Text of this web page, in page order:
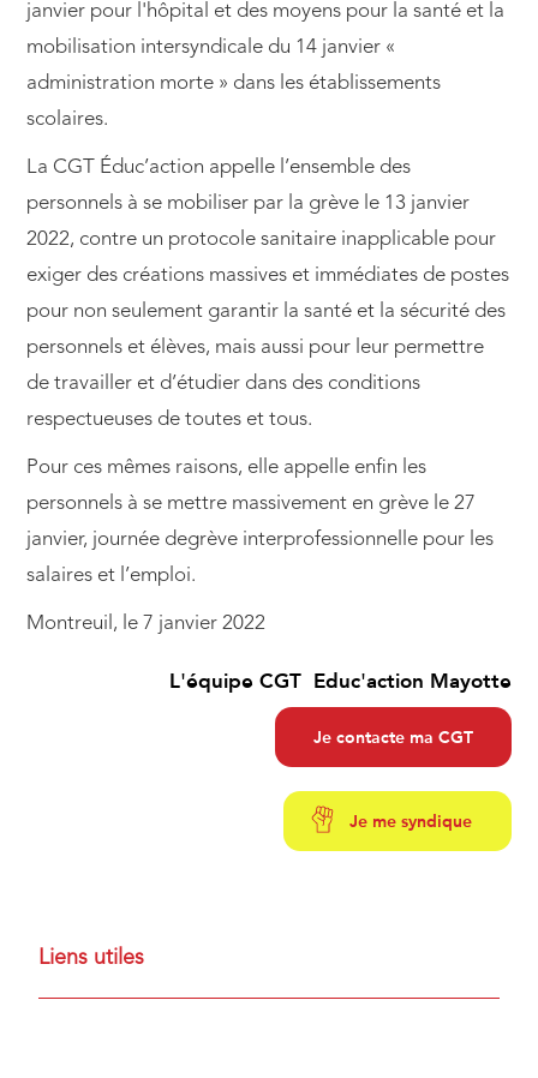
janvier pour l'hôpital et des moyens pour la santé et la
mobilisation intersyndicale du 14 janvier «
administration morte » dans les établissements
scolaires.
La CGT Éduc’action appelle l’ensemble des
personnels à se mobiliser par la grève le 13 janvier
2022, contre un protocole sanitaire inapplicable pour
exiger des créations massives et immédiates de postes
pour non seulement garantir la santé et la sécurité des
personnels et élèves, mais aussi pour leur permettre
de travailler et d’étudier dans des conditions
respectueuses de toutes et tous.
Pour ces mêmes raisons, elle appelle enfin les
personnels à se mettre massivement en grève le 27
janvier, journée degrève interprofessionnelle pour les
salaires et l’emploi.
Montreuil, le 7 janvier 2022
L'équipe CGT Educ'action Mayotte
Je contacte ma CGT
Je me syndique
Liens utiles